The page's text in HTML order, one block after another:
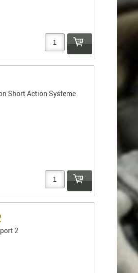
Short Action Systeme
2